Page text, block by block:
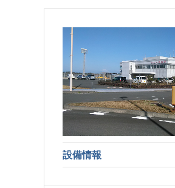
設備情報